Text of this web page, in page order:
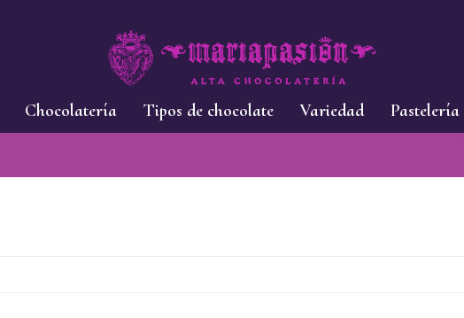
Chocolatería Tipos de chocolate Variedad Pastelería